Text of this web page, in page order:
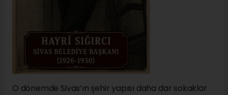
O dönemde Sivas’ın şehir yapısı daha dar sokaklar